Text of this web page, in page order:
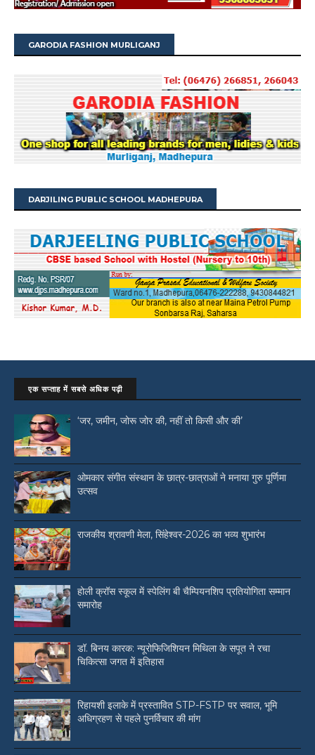
GARODIA FASHION MURLIGANJ
DARJILING PUBLIC SCHOOL MADHEPURA
एक सप्ताह में सबसे अधिक पढ़ी
‘जर, जमीन, जोरू जोर की, नहीं तो किसी और की’
ओमकार संगीत संस्थान के छात्र-छात्राओं ने मनाया गुरु पूर्णिमा
उत्सव
राजकीय श्रावणी मेला, सिंहेश्वर-2026 का भव्य शुभारंभ
होली क्रॉस स्कूल में स्पेलिंग बी चैम्पियनशिप प्रतियोगिता सम्मान
समारोह
डॉ. बिनय कारक: न्यूरोफिजिशियन मिथिला के सपूत ने रचा
चिकित्सा जगत में इतिहास
रिहायशी इलाके में प्रस्तावित STP-FSTP पर सवाल, भूमि
अधिग्रहण से पहले पुनर्विचार की मांग